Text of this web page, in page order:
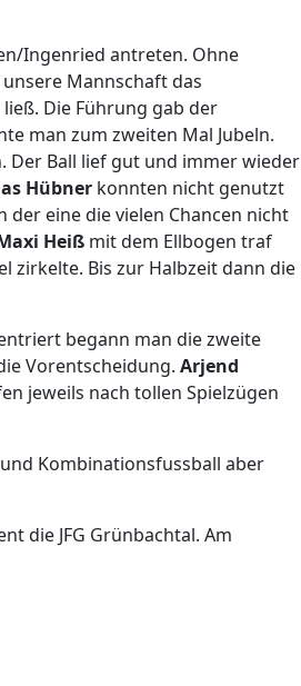
Ingenried antreten. Ohne
Mannschaft das
Die Führung gab der
man zum zweiten Mal Jubeln.
Der Ball lief gut und immer wieder
Hübner konnten nicht genutzt
eine die vielen Chancen nicht
Heiß mit dem Ellbogen traf
zirkelte. Bis zur Halbzeit dann die
begann man die zweite
Vorentscheidung. Arjend
jeweils nach tollen Spielzügen
Kombinationsfussball aber
die JFG Grünbachtal. Am